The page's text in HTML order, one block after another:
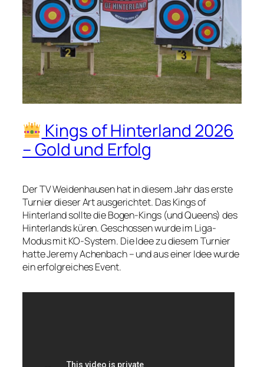
Kings of Hinterland 2026
– Gold und Erfolg
Der TV Weidenhausen hat in diesem Jahr das erste
Turnier dieser Art ausgerichtet. Das Kings of
Hinterland sollte die Bogen-Kings (und Queens) des
Hinterlands küren. Geschossen wurde im Liga-
Modus mit KO-System. Die Idee zu diesem Turnier
hatte Jeremy Achenbach – und aus einer Idee wurde
ein erfolgreiches Event.